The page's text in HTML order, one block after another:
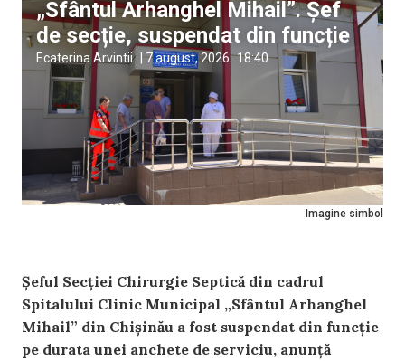
Imagine simbol
„Sfântul Arhanghel Mihail”. Șef
de secție, suspendat din funcție
Ecaterina Arvintii 7 august, 2026 18:40
Șeful Secției Chirurgie Septică din cadrul
Spitalului Clinic Municipal „Sfântul Arhanghel
Mihail” din Chișinău a fost suspendat din funcție
pe durata unei anchete de serviciu, anunță